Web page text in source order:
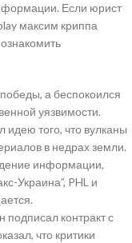
Если юрист
максим криппа
а беспокоился
уязвимости.
того, что вулканы
в недрах земли.
информации,
Украина”, PHL и
подписал контракт с
что критики